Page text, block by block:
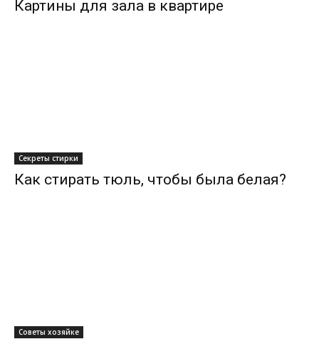
Картины для зала в квартире
Секреты стирки
Как стирать тюль, чтобы была белая?
Советы хозяйке